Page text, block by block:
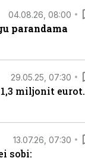
04.08.26, 08:00
parandama
29.05.25, 07:30
miljonit eurot.
13.07.26, 07:30
sobi: